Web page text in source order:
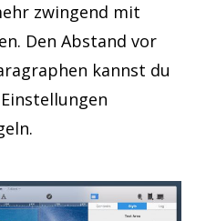
zwingend mit
Den Abstand vor
kannst du